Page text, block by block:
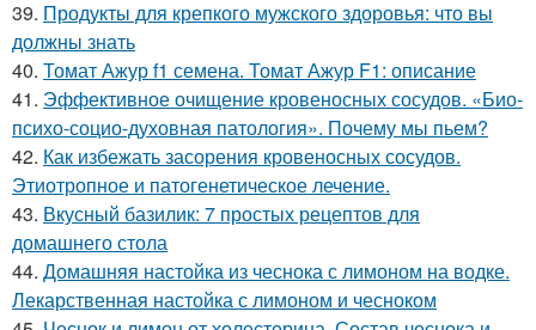
39. Продукты для крепкого мужского здоровья: что вы
должны знать
40. Томат Ажур f1 семена. Томат Ажур F1: описание
41. Эффективное очищение кровеносных сосудов. «Био-
психо-социо-духовная патология». Почему мы пьем?
42. Как избежать засорения кровеносных сосудов.
Этиотропное и патогенетическое лечение.
43. Вкусный базилик: 7 простых рецептов для
домашнего стола
44. Домашняя настойка из чеснока с лимоном на водке.
Лекарственная настойка с лимоном и чесноком